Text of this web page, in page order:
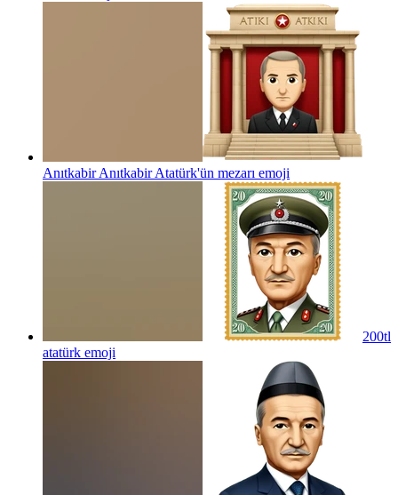
Anıtkabir Anıtkabir Atatürk'ün mezarı emoji
200tl
atatürk emoji